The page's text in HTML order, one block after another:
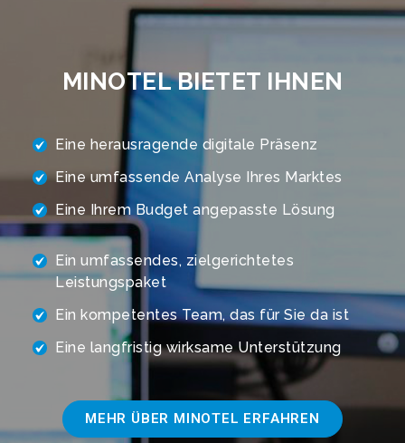
MINOTEL BIETET IHNEN
Eine herausragende digitale Präsenz
Eine umfassende Analyse Ihres Marktes
Eine Ihrem Budget angepasste Lösung
Ein umfassendes, zielgerichtetes
Leistungspaket
Ein kompetentes Team, das für Sie da ist
Eine langfristig wirksame Unterstützung
MEHR ÜBER MINOTEL ERFAHREN